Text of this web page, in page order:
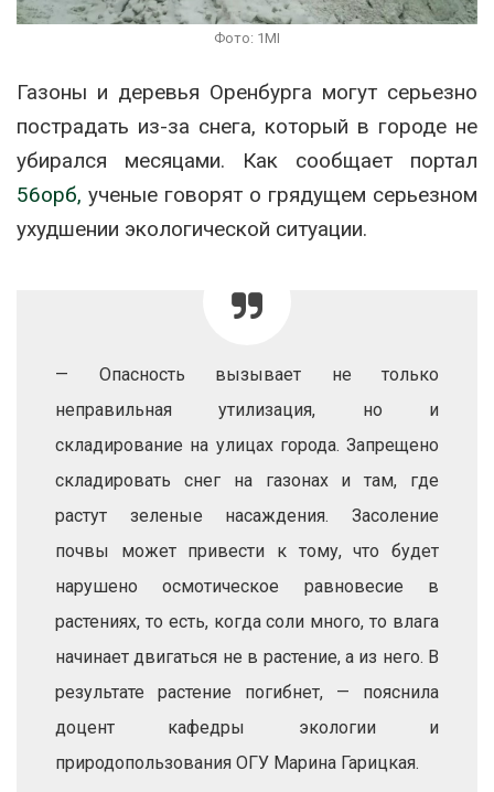
Фото: 1MI
Газоны и деревья Оренбурга могут серьезно
пострадать из-за снега, который в городе не
убирался месяцами. Как сообщает портал
56орб, ученые говорят о грядущем серьезном
ухудшении экологической ситуации.
— Опасность вызывает не только
неправильная утилизация, но и
складирование на улицах города. Запрещено
складировать снег на газонах и там, где
растут зеленые насаждения. Засоление
почвы может привести к тому, что будет
нарушено осмотическое равновесие в
растениях, то есть, когда соли много, то влага
начинает двигаться не в растение, а из него. В
результате растение погибнет, — пояснила
доцент кафедры экологии и
природопользования ОГУ Марина Гарицкая.